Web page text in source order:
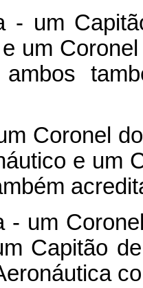
- um
um
Coronel
e um
- um
Capitão